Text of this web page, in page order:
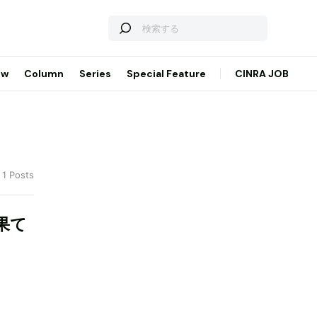
Column Series Special Feature CINRA JOB
Posts
て